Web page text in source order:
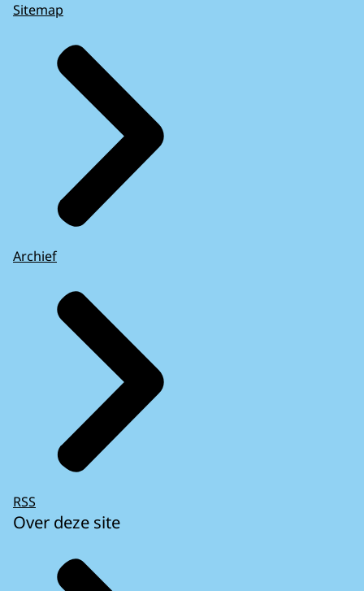
Sitemap
Archief
RSS
Over deze site